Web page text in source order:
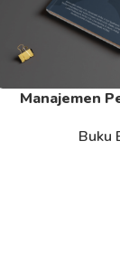
Read More
Manajemen
Buku